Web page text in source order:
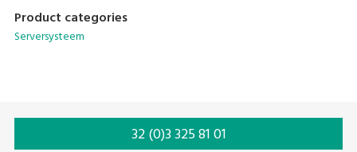
Product categories
Serversysteem
32 (0)3 325 81 01